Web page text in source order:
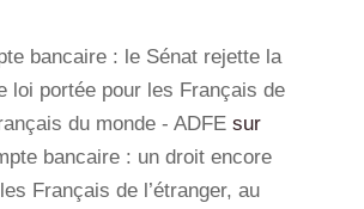
bancaire : le Sénat rejette la
loi portée pour les Français de
du monde - ADFEsur
bancaire : un droit encore
Français de l’étranger, au